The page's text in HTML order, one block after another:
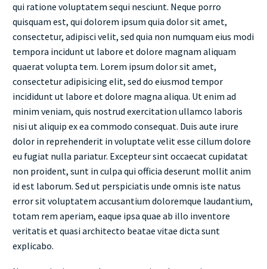
qui ratione voluptatem sequi nesciunt. Neque porro
quisquam est, qui dolorem ipsum quia dolor sit amet,
consectetur, adipisci velit, sed quia non numquam eius modi
tempora incidunt ut labore et dolore magnam aliquam
quaerat volupta tem. Lorem ipsum dolor sit amet,
consectetur adipisicing elit, sed do eiusmod tempor
incididunt ut labore et dolore magna aliqua. Ut enim ad
minim veniam, quis nostrud exercitation ullamco laboris
nisi ut aliquip ex ea commodo consequat. Duis aute irure
dolor in reprehenderit in voluptate velit esse cillum dolore
eu fugiat nulla pariatur. Excepteur sint occaecat cupidatat
non proident, sunt in culpa qui officia deserunt mollit anim
id est laborum. Sed ut perspiciatis unde omnis iste natus
error sit voluptatem accusantium doloremque laudantium,
totam rem aperiam, eaque ipsa quae ab illo inventore
veritatis et quasi architecto beatae vitae dicta sunt
explicabo.